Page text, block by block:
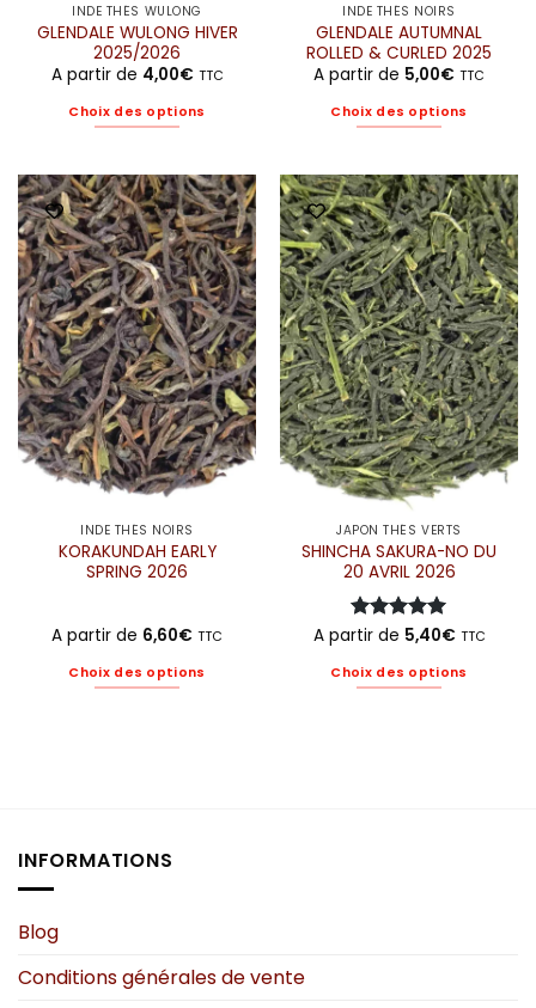
INDE THÉS WULONG
GLENDALE WULONG HIVER
2025/2026
A partir de 4,00€ TTC
Choix des options
a
plusieurs
variations.
Les
options
peuvent
être
choisies
sur
la
page
du
produit
INDE THÉS NOIRS
GLENDALE AUTUMNAL
ROLLED & CURLED 2025
A partir de 5,00€ TTC
Choix des options
a
plusieurs
variations.
Les
options
peuvent
être
choisies
sur
la
page
du
produit
INDE THÉS NOIRS
KORAKUNDAH EARLY
SPRING 2026
A partir de 6,60€ TTC
Choix des options
options
la
JAPON THÉS VERTS
SHINCHA SAKURA-NO DU
20 AVRIL 2026
Note5sur
A partir de 5,40€ TTC
Choix des options
INFORMATIONS
Blog
Conditions générales de vente